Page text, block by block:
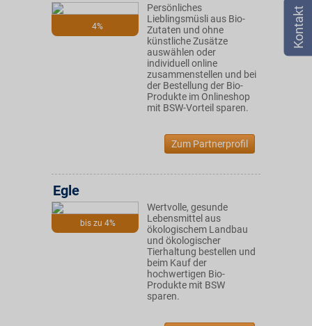
☎ 0800 - 279 25 82
4%
Persönliches
Lieblingsmüsli aus Bio-
Zutaten und ohne
künstliche Zusätze
auswählen oder
individuell online
zusammenstellen und bei
der Bestellung der Bio-
Produkte im Onlineshop
mit BSW-Vorteil sparen.
Zum Partnerprofil
bis zu 4%
Egle
Wertvolle, gesunde
Lebensmittel aus
ökologischem Landbau
und ökologischer
Tierhaltung bestellen und
beim Kauf der
hochwertigen Bio-
Produkte mit BSW
sparen.